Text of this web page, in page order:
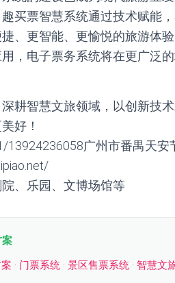
买票智慧系统通过技术赋能
、更智能、更愉悦的旅游体
，电子票务系统将在更广泛
耕智慧文旅领域，以创新技
好！
13924236058广州市番禺天
、乐园、文博场馆等
案
· 门票系统 · 景区售票系统 · 智慧文